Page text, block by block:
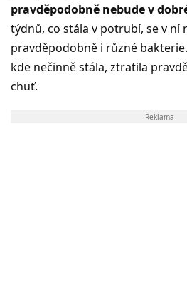
pravděpodobně nebude v
týdnů, co stála v potrubí, se v ní
pravděpodobně i různé
kde nečinně stála, ztratila
chuť.
Reklama